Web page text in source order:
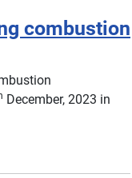
combustion
December, 2023 in